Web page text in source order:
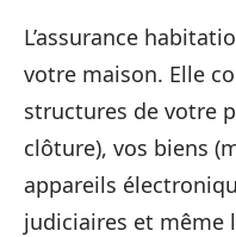
L’assurance
votre maison. Elle
structures de votre
clôture), vos biens
appareils
judiciaires et même